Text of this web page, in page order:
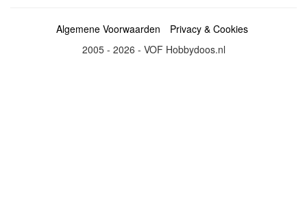
Algemene Voorwaarden
Privacy & Cookies
2005 - 2026 - VOF Hobbydoos.nl